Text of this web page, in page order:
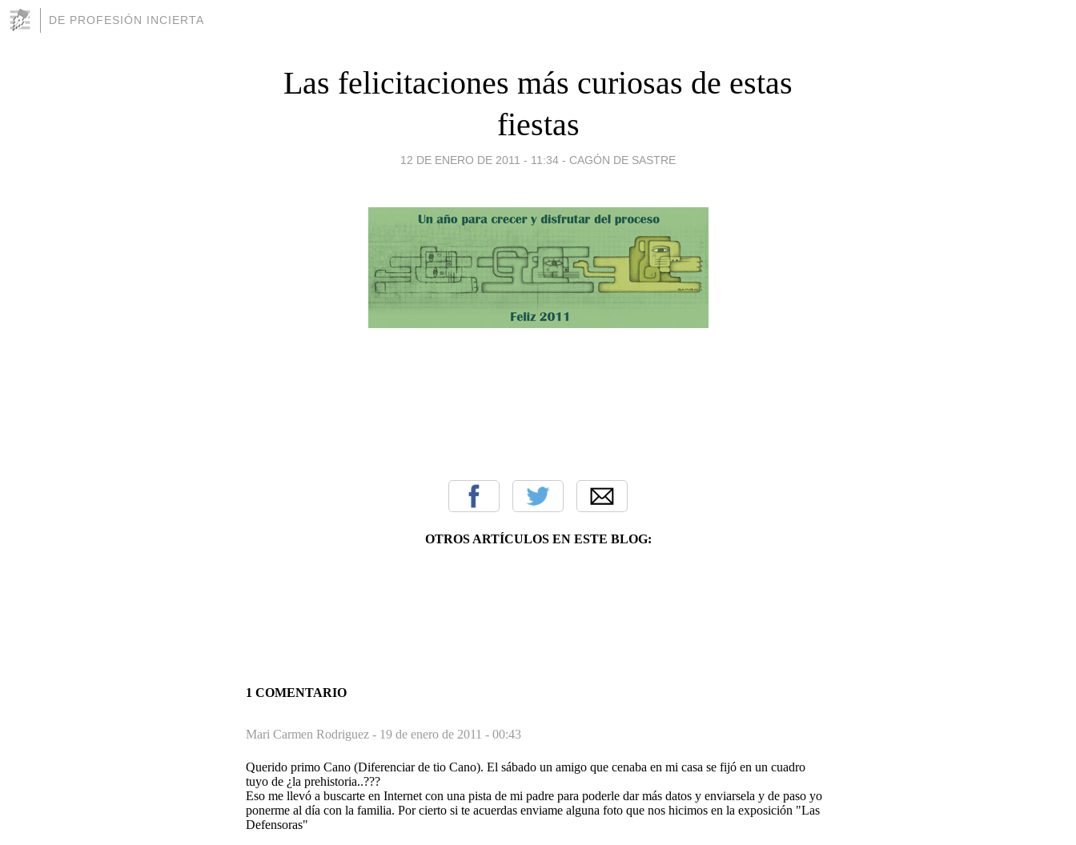
DE PROFESIÓN INCIERTA
Las felicitaciones más curiosas de estas
fiestas
12 DE ENERO DE 2011 - 11:34 - CAGÓN DE SASTRE
OTROS ARTÍCULOS EN ESTE BLOG:
1 COMENTARIO
Mari Carmen Rodriguez - 19 de enero de 2011 - 00:43
Querido primo Cano (Diferenciar de tio Cano). El sábado un amigo que cenaba en mi casa se fijó en un cuadro
tuyo de ¿la prehistoria..???
Eso me llevó a buscarte en Internet con una pista de mi padre para poderle dar más datos y enviarsela y de paso yo
ponerme al día con la familia. Por cierto si te acuerdas enviame alguna foto que nos hicimos en la exposición "Las
Defensoras"